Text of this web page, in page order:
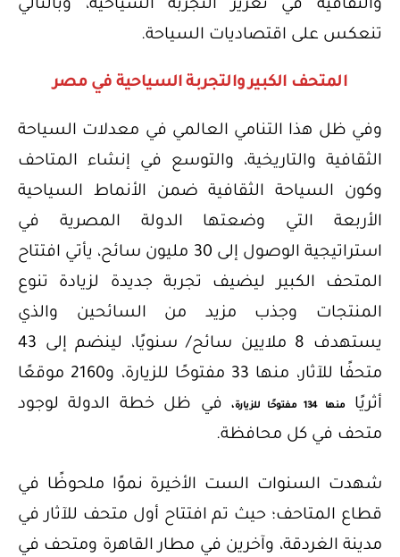
والثقافية في تعزيز التجربة السياحية، وبالتالي
تنعكس على اقتصاديات السياحة.
المتحف الكبير والتجربة السياحية في مصر
وفي ظل هذا التنامي العالمي في معدلات السياحة
الثقافية والتاريخية، والتوسع في إنشاء المتاحف
وكون السياحة الثقافية ضمن الأنماط السياحية
الأربعة التي وضعتها الدولة المصرية في
استراتيجية الوصول إلى 30 مليون سائح، يأتي افتتاح
المتحف الكبير ليضيف تجربة جديدة لزيادة تنوع
المنتجات وجذب مزيد من السائحين والذي
يستهدف 8 ملايين سائح/ سنويًا، لينضم إلى 43
متحفًا للآثار، منها 33 مفتوحًا للزيارة، و2160 موقعًا
أثريًا
منها 134 مفتوحًا للزيارة،
في ظل خطة الدولة لوجود
متحف في كل محافظة.
شهدت السنوات الست الأخيرة نموًا ملحوظًا في
قطاع المتاحف؛ حيث تم افتتاح أول متحف للآثار في
مدينة الغردقة، وآخرين في مطار القاهرة ومتحف في